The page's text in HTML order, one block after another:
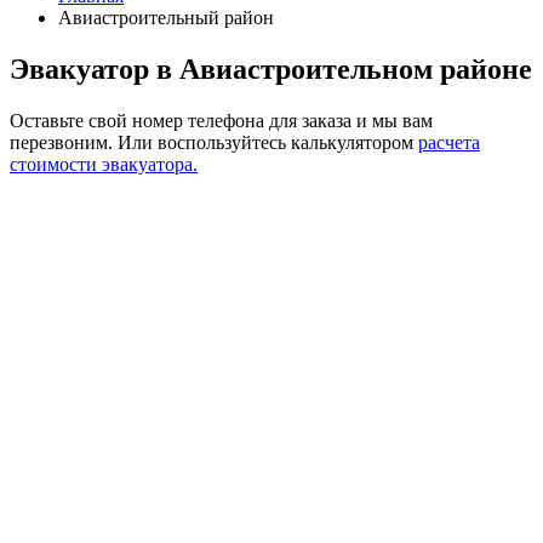
Авиастроительный район
Эвакуатор в Авиастроительном районе
Оставьте свой номер телефона для заказа и мы вам
перезвоним. Или воспользуйтесь калькулятором расчета
стоимости эвакуатора.